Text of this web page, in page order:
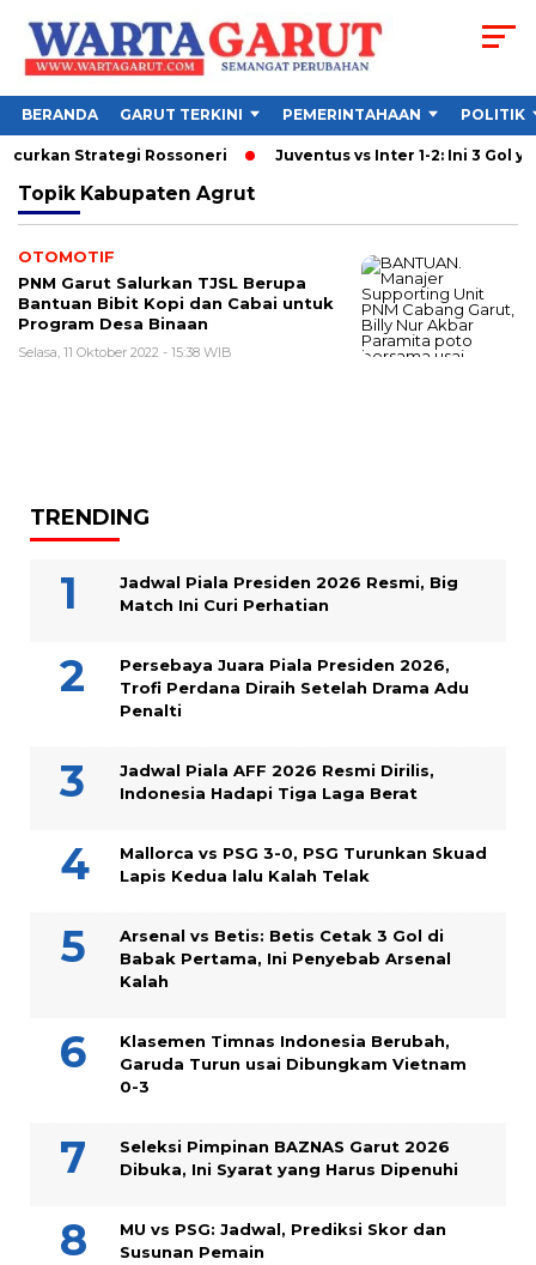
BERANDA GARUT TERKINI PEMERINTAHAAN POLITIK
Strategi Rossoneri Juventus vs Inter 1-2: Ini 3 Gol
Topik Kabupaten Agrut
OTOMOTIF
PNM Garut Salurkan TJSL Berupa
Bantuan Bibit Kopi dan Cabai untuk
Program Desa Binaan
Selasa, 11 Oktober 2022 - 15:38 WIB
TRENDING
Jadwal Piala Presiden 2026 Resmi, Big
Match Ini Curi Perhatian
Persebaya Juara Piala Presiden 2026,
Trofi Perdana Diraih Setelah Drama Adu
Penalti
Jadwal Piala AFF 2026 Resmi Dirilis,
Indonesia Hadapi Tiga Laga Berat
Mallorca vs PSG 3-0, PSG Turunkan Skuad
Lapis Kedua lalu Kalah Telak
Arsenal vs Betis: Betis Cetak 3 Gol di
Babak Pertama, Ini Penyebab Arsenal
Kalah
Klasemen Timnas Indonesia Berubah,
Garuda Turun usai Dibungkam Vietnam
0-3
Seleksi Pimpinan BAZNAS Garut 2026
Dibuka, Ini Syarat yang Harus Dipenuhi
MU vs PSG: Jadwal, Prediksi Skor dan
Susunan Pemain